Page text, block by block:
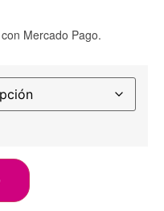
con Mercado Pago.